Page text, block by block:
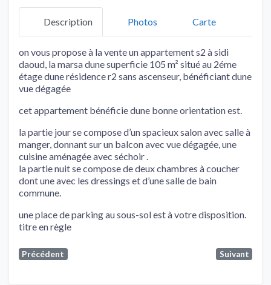
Description Photos Carte
on vous propose à la vente un appartement s2 à sidi
daoud, la marsa dune superficie 105 m² situé au 2éme
étage dune résidence r2 sans ascenseur, bénéficiant dune
vue dégagée
cet appartement bénéficie dune bonne orientation est.
la partie jour se compose d’un spacieux salon avec salle à
manger, donnant sur un balcon avec vue dégagée, une
cuisine aménagée avec séchoir .
la partie nuit se compose de deux chambres à coucher
dont une avec les dressings et d’une salle de bain
commune.
une place de parking au sous-sol est à votre disposition.
titre en règle
Précédent Suivant